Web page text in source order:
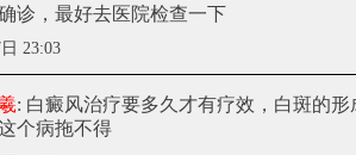
诊，最好去医院检查一下
23:03
: 白癜风治疗要多久才有疗效 ，白斑的
个病拖不得